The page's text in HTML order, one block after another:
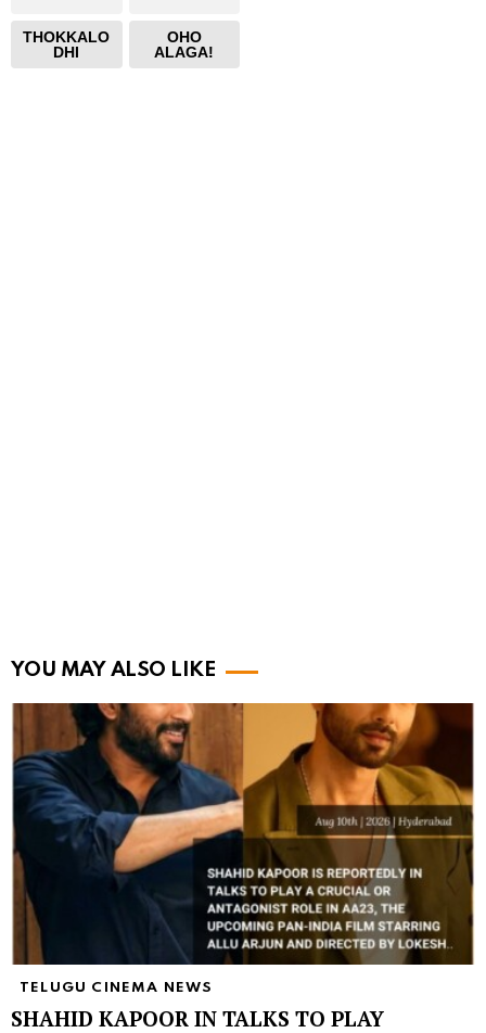
THOKKALO
DHI
OHO
ALAGA!
YOU MAY ALSO LIKE
TELUGU CINEMA NEWS
SHAHID KAPOOR IN TALKS TO PLAY